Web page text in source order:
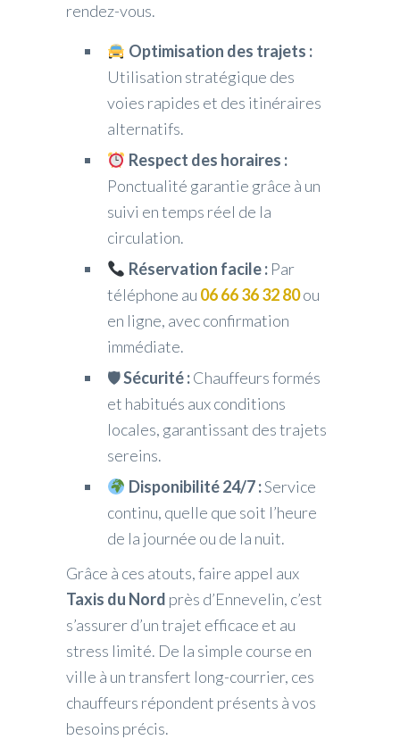
rendez-vous.
Optimisation des trajets :
Utilisation stratégique des
voies rapides et des itinéraires
alternatifs.
Respect des horaires :
Ponctualité garantie grâce à un
suivi en temps réel de la
circulation.
Réservation facile :Par
téléphone au 06 66 36 32 80ou
en ligne, avec confirmation
immédiate.
🛡Sécurité :Chauffeurs formés
et habitués aux conditions
locales, garantissant des trajets
sereins.
Disponibilité 24/7 :Service
continu, quelle que soit l’heure
de la journée ou de la nuit.
Grâce à ces atouts, faire appel aux
Taxis du Nord près d’Ennevelin, c’est
s’assurer d’un trajet efficace et au
stress limité. De la simple course en
ville à un transfert long-courrier, ces
chauffeurs répondent présents à vos
besoins précis.